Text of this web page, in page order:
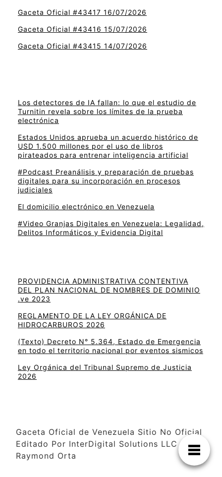
Gaceta Oficial #43417 16/07/2026
Gaceta Oficial #43416 15/07/2026
Gaceta Oficial #43415 14/07/2026
Los detectores de IA fallan: lo que el estudio de
Turnitin revela sobre los límites de la prueba
electrónica
Estados Unidos aprueba un acuerdo histórico de
USD 1.500 millones por el uso de libros
pirateados para entrenar inteligencia artificial
#Podcast Preanálisis y preparación de pruebas
digitales para su incorporación en procesos
judiciales
El domicilio electrónico en Venezuela
#Video Granjas Digitales en Venezuela: Legalidad,
Delitos Informáticos y Evidencia Digital
PROVIDENCIA ADMINISTRATIVA CONTENTIVA
DEL PLAN NACIONAL DE NOMBRES DE DOMINIO
.ve 2023
REGLAMENTO DE LA LEY ORGÁNICA DE
HIDROCARBUROS 2026
(Texto) Decreto N° 5.364, Estado de Emergencia
en todo el territorio nacional por eventos sismicos
Ley Orgánica del Tribunal Supremo de Justicia
2026
Gaceta Oficial de Venezuela Sitio No Oficial
Editado Por InterDigital Solutions LLC –
Raymond Orta